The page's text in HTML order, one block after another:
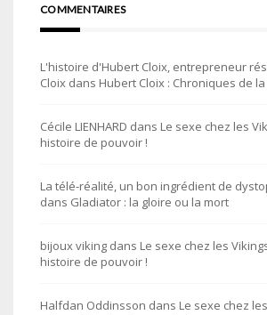
COMMENTAIRES
L'histoire d'Hubert Cloix, entrepreneur
Cloix dans Hubert Cloix : Chroniques de
Cécile LIENHARD dans Le sexe chez les
histoire de pouvoir !
La télé-réalité, un bon ingrédient de
dans Gladiator : la gloire ou la mort
bijoux viking dans Le sexe chez les
histoire de pouvoir !
Halfdan Oddinsson dans Le sexe chez